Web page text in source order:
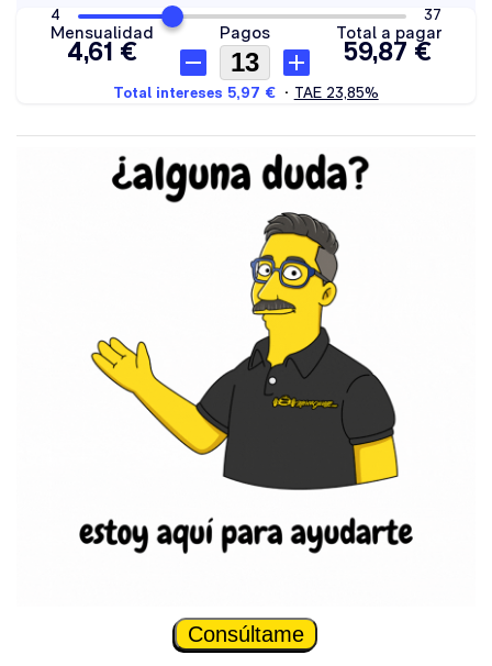
Consúltame